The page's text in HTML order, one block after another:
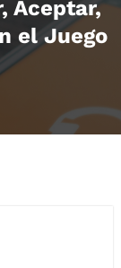
Aceptar,
el Juego